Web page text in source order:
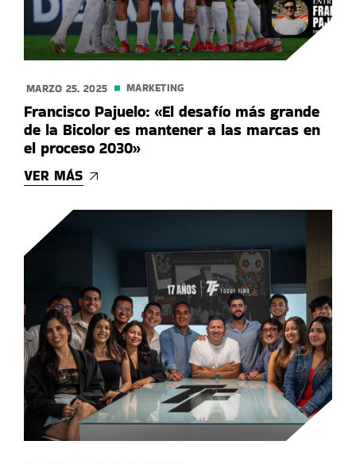
MARZO 25. 2025 MARKETING
Francisco Pajuelo: «El desafío más grande
de la Bicolor es mantener a las marcas en
el proceso 2030»
VER MÁS